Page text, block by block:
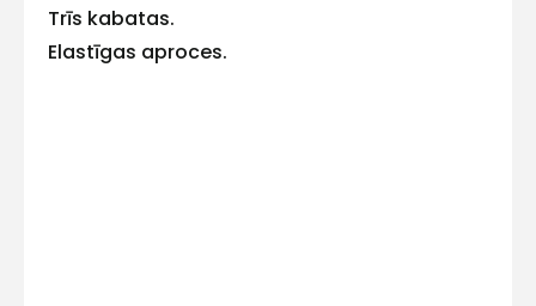
Trīs kabatas.
Elastīgas aproces.